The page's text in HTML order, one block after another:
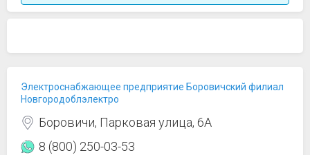
Электроснабжающее предприятие Боровичский филиал
Новгородоблэлектро
Боровичи, Парковая улица, 6А
8 (800) 250-03-53